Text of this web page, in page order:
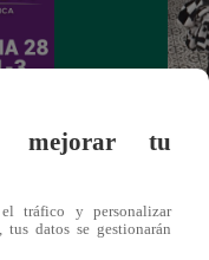
El
mejorar tu
tráfico y personalizar
, tus datos se gestionarán